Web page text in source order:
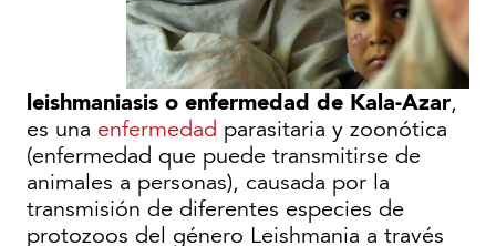
leishmaniasis o enfermedad de Kala-Azar,
es una enfermedad parasitaria y zoonótica
(enfermedad que puede transmitirse de
animales a personas), causada por la
transmisión de diferentes especies de
protozoos del género Leishmania a través